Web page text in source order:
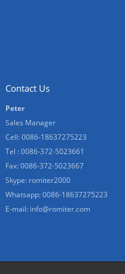
Contact Us
Peter
Sales Manager
Cell: 0086-18637275223
Tel : 0086-372-5023661
Fax: 0086-372-5023667
Skype: romiter2000
Whatsapp:0086-18637275223
E-mail: info@romiter.com